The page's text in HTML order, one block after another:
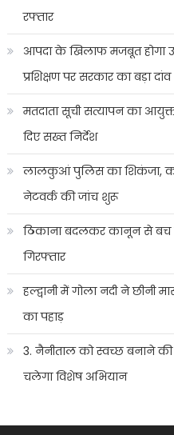
रफ्तार
आपदा के खिलाफ मजबूत होगा
प्रशिक्षण पर सरकार का बड़ा दांव
मतदाता सूची सत्यापन का
दिए सख्त निर्देश
लालकुआं पुलिस का शिकंजा,
नेटवर्क की जांच शुरू
ठिकाना बदलकर कानून से बच
गिरफ्तार
हल्द्वानी में गोला नदी ने छीनी
का पहाड़
3. नैनीताल को स्वच्छ बनाने की
चलेगा विशेष अभियान